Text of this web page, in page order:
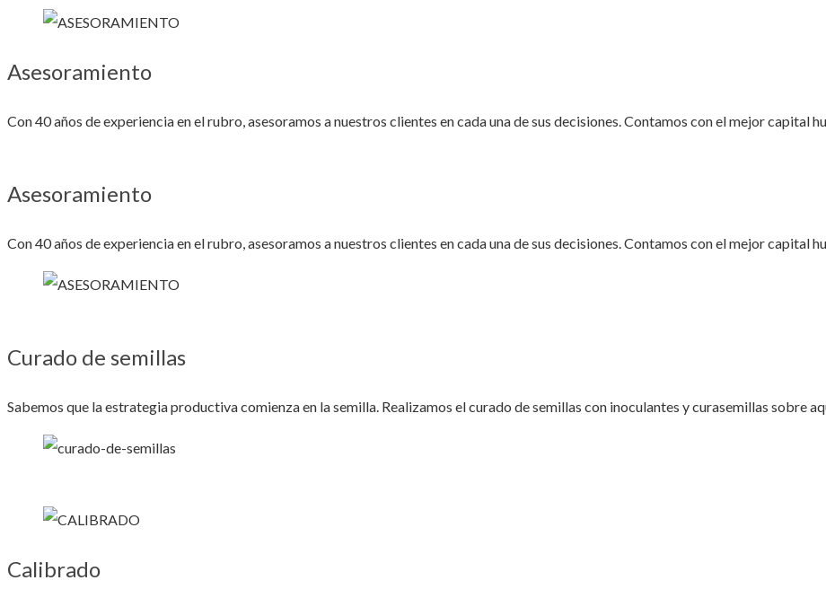
Asesoramiento
Con 40 años de experiencia en el rubro, asesoramos a nuestros clientes en cada una de sus decisiones. Contamos con el mejor capital
Asesoramiento
Con 40 años de experiencia en el rubro, asesoramos a nuestros clientes en cada una de sus decisiones. Contamos con el mejor capital
Curado de semillas
Sabemos que la estrategia productiva comienza en la semilla. Realizamos el curado de semillas con inoculantes y curasemillas sobre
Calibrado